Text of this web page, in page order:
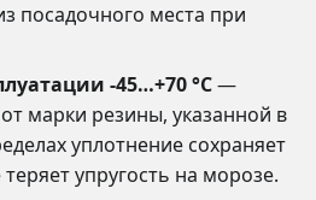
посадочного места при
-45…+70 °C—
марки резины, указанной в
уплотнение сохраняет
упругость на морозе.